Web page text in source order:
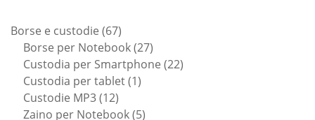
Borse e custodie 6767
prodotti
Borse per Notebook 2727
prodotti
Custodia per Smartphone 2222
Custodia per tablet 11
Custodie MP3 1212
prodotti
Zaino per Notebook 55